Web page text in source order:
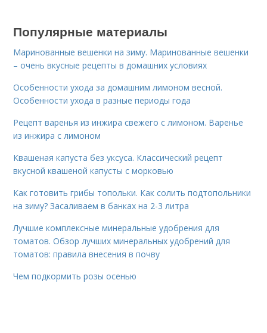
Популярные материалы
Маринованные вешенки на зиму. Маринованные вешенки
– очень вкусные рецепты в домашних условиях
Особенности ухода за домашним лимоном весной.
Особенности ухода в разные периоды года
Рецепт варенья из инжира свежего с лимоном. Варенье
из инжира с лимоном
Квашеная капуста без уксуса. Классический рецепт
вкусной квашеной капусты с морковью
Как готовить грибы топольки. Как солить подтопольники
на зиму? Засаливаем в банках на 2-3 литра
Лучшие комплексные минеральные удобрения для
томатов. Обзор лучших минеральных удобрений для
томатов: правила внесения в почву
Чем подкормить розы осенью